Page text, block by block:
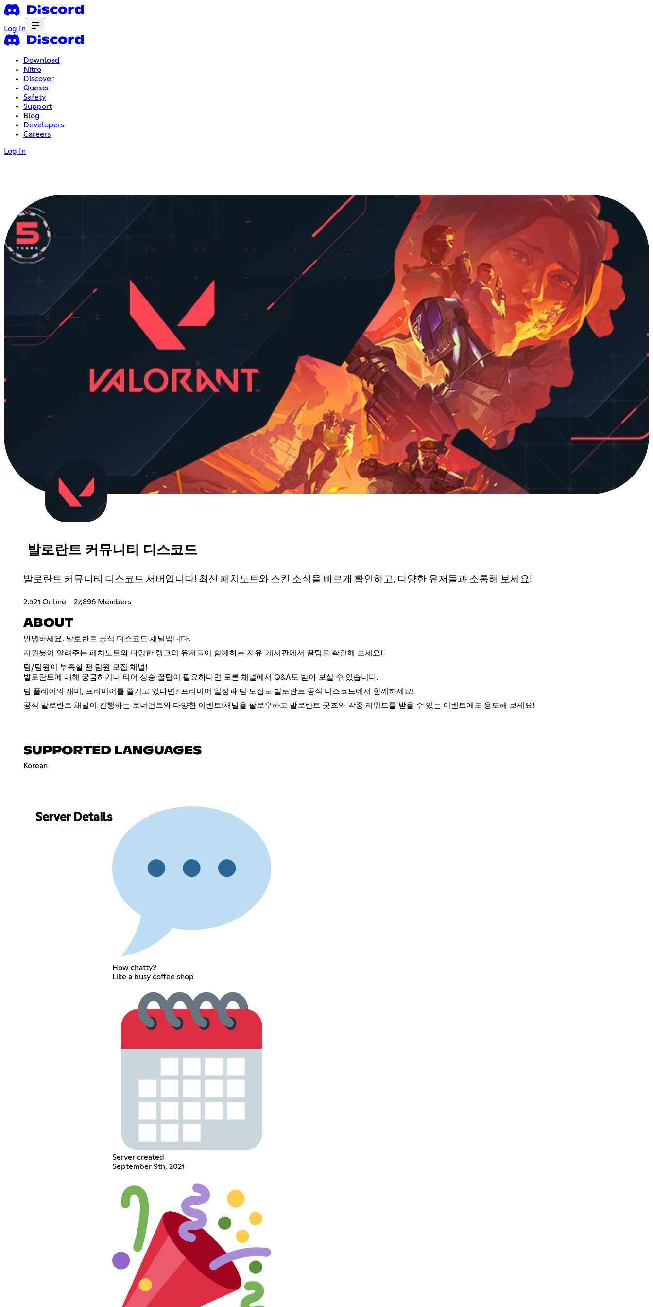
Log In
Download
Nitro
Discover
Quests
Safety
Support
Blog
Developers
Careers
Log In
발로란트 커뮤니티 디스코드
발로란트 커뮤니티 디스코드 서버입니다! 최신 패치노트와 스킨 소식을 빠르게 확인하고, 다양한 유저들과 소통해 보세요!
2,521 Online 27,896 Members
ABOUT
안녕하세요. 발로란트 공식 디스코드 채널입니다.
지원봇이 알려주는 패치노트와 다양한 랭크의 유저들이 함께하는 자유-게시판에서 꿀팁을 확인해 보세요!
팀/팀원이 부족할 땐 팀원 모집 채널!
발로란트에 대해 궁금하거나 티어 상승 꿀팁이 필요하다면 토론 채널에서 Q&A도 받아 보실 수 있습니다.
팀 플레이의 재미, 프리미어를 즐기고 있다면? 프리미어 일정과 팀 모집도 발로란트 공식 디스코드에서 함께하세요!
공식 발로란트 채널이 진행하는 토너먼트와 다양한 이벤트!채널을 팔로우하고 발로란트 굿즈와 각종 리워드를 받을 수 있는 이벤트에도 응모해 보세요!
SUPPORTED LANGUAGES
Korean
Server Details
How chatty?
Like a busy coffee shop
Server created
September 9th, 2021